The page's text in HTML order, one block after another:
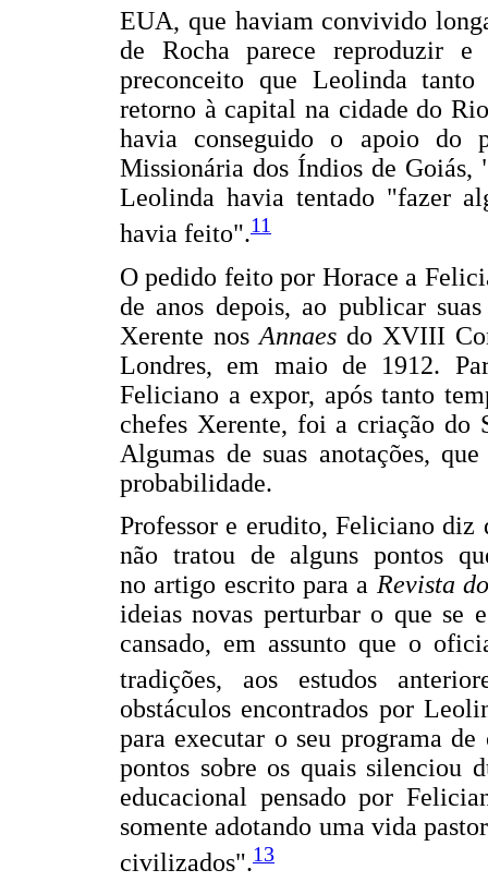
EUA, que haviam convivido
de Rocha parece reproduzir
preconceito que Leolinda
retorno à capital na cidade do
havia conseguido o apoio do
Missionária dos Índios de Goiás,
Leolinda havia tentado "fazer
havia feito".11
O pedido feito por Horace a
de anos depois, ao publicar
Xerente nos Annaes do XVIII
Londres, em maio de 1912.
Feliciano a expor, após tanto
chefes Xerente, foi a criação do
Algumas de suas anotações,
probabilidade.
Professor e erudito, Feliciano diz
não tratou de alguns pontos
no artigo escrito para a Revista
ideias novas perturbar o que se
cansado, em assunto que o
tradições, aos estudos
obstáculos encontrados por
para executar o seu programa
pontos sobre os quais silenciou
educacional pensado por
somente adotando uma vida
civilizados".13